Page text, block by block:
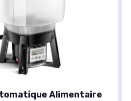
Alimentaire